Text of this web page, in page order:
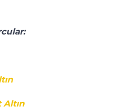
Altın